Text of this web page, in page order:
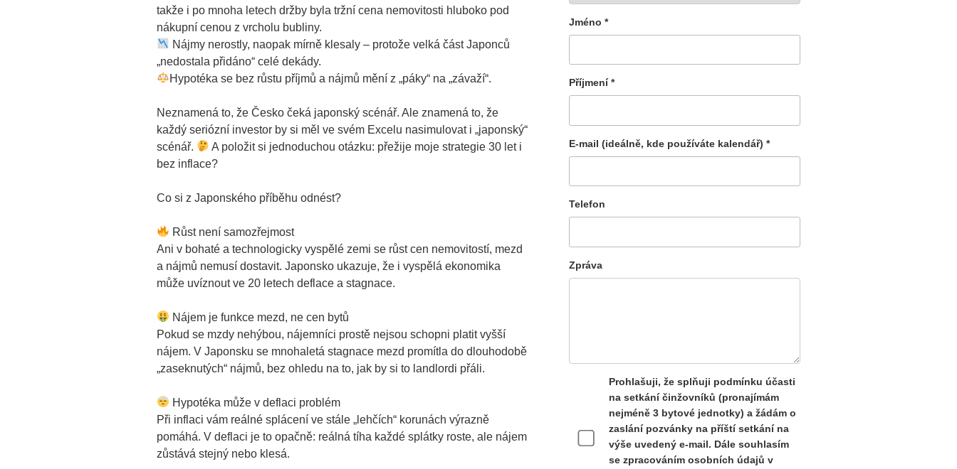
takže i po mnoha letech držby byla tržní cena nemovitosti hluboko pod
nákupní cenou z vrcholu bubliny.​
Nájmy nerostly, naopak mírně klesaly – protože velká část Japonců
„nedostala přidáno“ celé dekády.​
Hypotéka se bez růstu příjmů a nájmů mění z „páky“ na „závaží“.​
Neznamená to, že Česko čeká japonský scénář. Ale znamená to, že
každý seriózní investor by si měl ve svém Excelu nasimulovat i „japonský“
scénář.
A položit si jednoduchou otázku: přežije moje strategie 30 let i
bez inflace?
Co si z Japonského příběhu odnést?
Růst není samozřejmost
Ani v bohaté a technologicky vyspělé zemi se růst cen nemovitostí, mezd
a nájmů nemusí dostavit. Japonsko ukazuje, že i vyspělá ekonomika
může uvíznout ve 20 letech deflace a stagnace.​
Nájem je funkce mezd, ne cen bytů
Pokud se mzdy nehýbou, nájemníci prostě nejsou schopni platit vyšší
nájem. V Japonsku se mnohaletá stagnace mezd promítla do dlouhodobě
„zaseknutých“ nájmů, bez ohledu na to, jak by si to landlordi přáli.​
Hypotéka může v deflaci problém
Při inflaci vám reálné splácení ve stále „lehčích“ korunách výrazně
pomáhá. V deflaci je to opačně: reálná tíha každé splátky roste, ale nájem
zůstává stejný nebo klesá.​
Jméno *
Příjmení *
E-mail (ideálně, kde používáte kalendář) *
Telefon
Zpráva
Prohlašuji, že splňuji podmínku účasti
na setkání činžovníků (pronajímám
nejméně 3 bytové jednotky) a žádám o
zaslání pozvánky na příští setkání na
výše uvedený e-mail. Dále souhlasím
se zpracováním osobních údajů v